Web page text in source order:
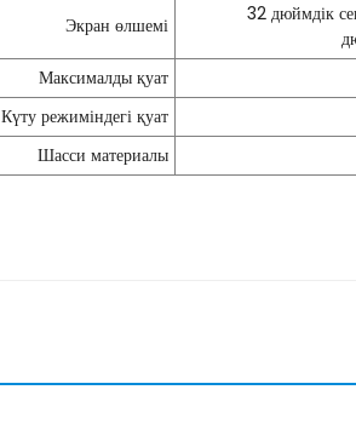
Экран өлшемі
32 дюймдік
Максималды қуат
Күту режиміндегі қуат
Шасси материалы